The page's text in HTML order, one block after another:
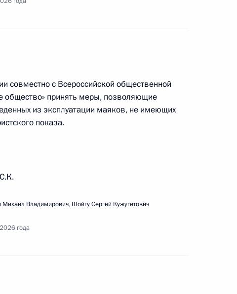
с членами Правительства
развития здравоохранения
водоплавающих птиц и водно-болотных
совместно с Всероссийской общественной
общество» принять меры, позволяющие
из эксплуатации маяков, не имеющих
показа.
Михаил Владимирович, Шойгу Сергей Кужугетович
года